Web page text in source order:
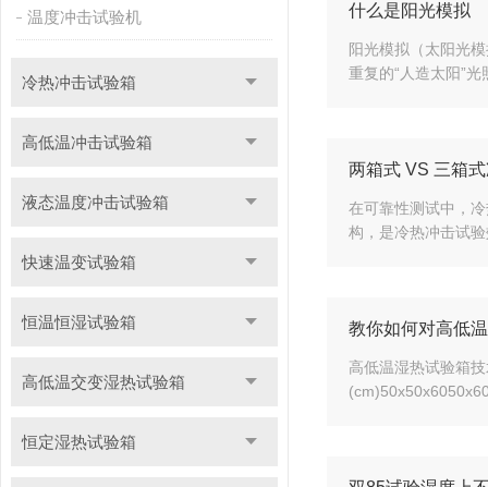
温度冲击试验机
冷热冲击试验箱
高低温冲击试验箱
液态温度冲击试验箱
快速温变试验箱
恒温恒湿试验箱
高低温交变湿热试验箱
恒定湿热试验箱
什么是阳光模拟
阳光模拟（太阳光
重复的“人造太阳”
两箱式 VS 三箱
在可靠性测试中，
构，是冷热冲击试
教你如何对高低
高低温湿热试验箱